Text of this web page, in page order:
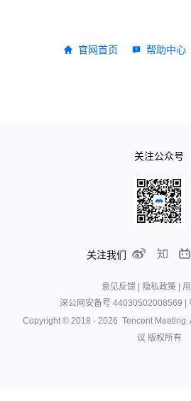
官网首页 帮助中心
关注我们
关注公众号
意见反馈 隐私政策
深公网安备号 44030502008569
Copyright © 2018 - 2026 Tencent
议 版权所有